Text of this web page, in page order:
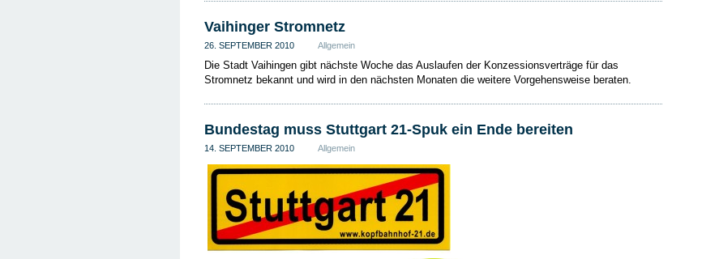
Vaihinger Stromnetz
26. SEPTEMBER 2010 Allgemein
Die Stadt Vaihingen gibt nächste Woche das Auslaufen der Konzessionsverträge für das
Stromnetz bekannt und wird in den nächsten Monaten die weitere Vorgehensweise beraten.
Bundestag muss Stuttgart 21-Spuk ein Ende bereiten
14. SEPTEMBER 2010 Allgemein